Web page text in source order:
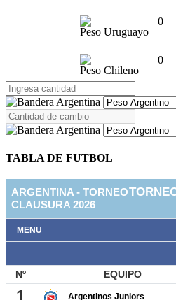
Peso Uruguayo
0
Peso Chileno
0
TABLA DE FUTBOL